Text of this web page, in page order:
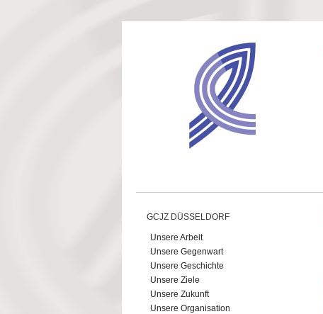
GCJZ DÜSSELDORF
Unsere Arbeit
Unsere Gegenwart
Unsere Geschichte
Unsere Ziele
Unsere Zukunft
Unsere Organisation